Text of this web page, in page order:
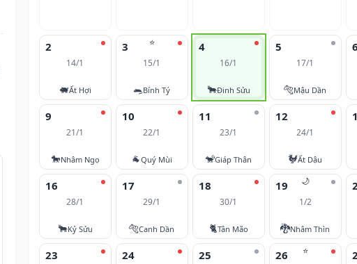
2
14/1
🐖Ất Hợi
⭐
3
15/1
🐀Bính Tý
4
16/1
🐂Đinh Sửu
5
17/1
🐅Mậu Dần
6
9
21/1
🐎Nhâm Ngọ
10
22/1
🐐Quý Mùi
11
23/1
🐒Giáp Thân
12
24/1
🐓Ất Dậu
16
28/1
🐂Kỷ Sửu
17
29/1
🐅Canh Dần
18
30/1
🐈Tân Mão
🌙
19
1/2
🐉Nhâm Thìn
23 24 25 ⭐
26